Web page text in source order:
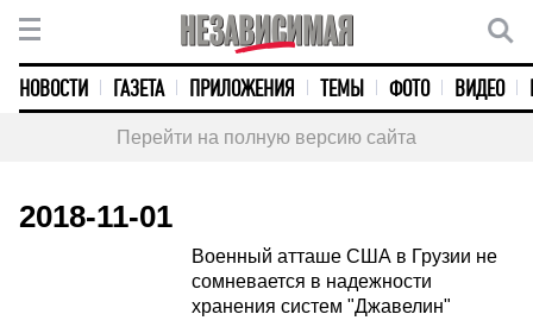
НОВОСТИ ГАЗЕТА ПРИЛОЖЕНИЯ ТЕМЫ ФОТО ВИДЕО
Перейти на полную версию сайта
2018-11-01
Военный атташе США в Грузии не
сомневается в надежности
хранения систем "Джавелин"